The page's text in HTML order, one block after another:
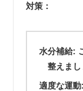
対策：
水分補給:
整えまし
適度な運動: